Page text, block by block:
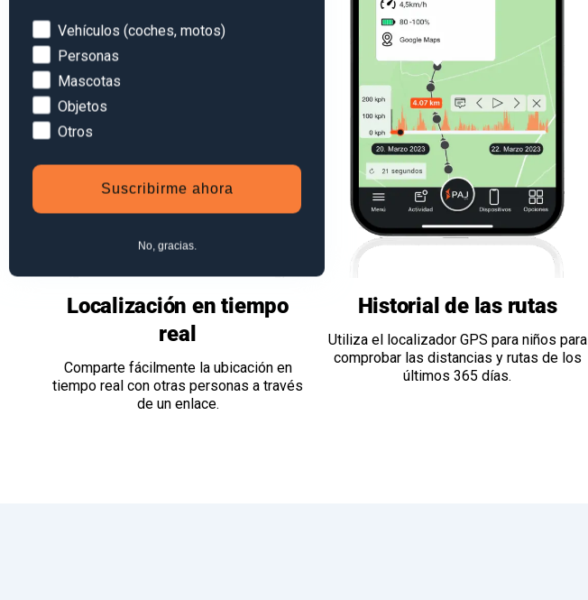
Localización en tiempo
real
Comparte fácilmente la ubicación en
tiempo real con otras personas a través
de un enlace.
Historial de las rutas
Utiliza el localizador GPS para niños para
comprobar las distancias y rutas de los
últimos 365 días.
Devices
Vehículos (coches, motos)
Personas
Mascotas
Objetos
Otros
Suscribirme ahora
No, gracias.